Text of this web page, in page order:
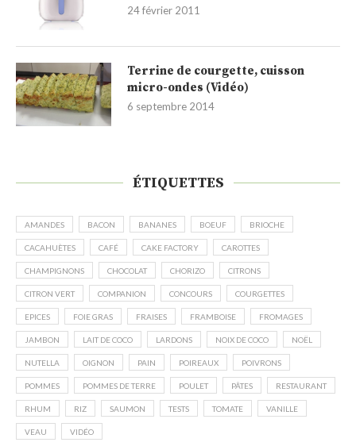
24 février 2011
Terrine de courgette, cuisson
micro-ondes (Vidéo)
6 septembre 2014
ÉTIQUETTES
AMANDES BACON BANANES BOEUF BRIOCHE
CACAHUÈTES CAFÉ CAKE FACTORY CAROTTES
CHAMPIGNONS CHOCOLAT CHORIZO CITRONS
CITRON VERT COMPANION CONCOURS COURGETTES
EPICES FOIE GRAS FRAISES FRAMBOISE FROMAGES
JAMBON LAIT DE COCO LARDONS NOIX DE COCO NOËL
NUTELLA OIGNON PAIN POIREAUX POIVRONS
POMMES POMMES DE TERRE POULET PÂTES RESTAURANT
RHUM RIZ SAUMON TESTS TOMATE VANILLE
VEAU VIDÉO